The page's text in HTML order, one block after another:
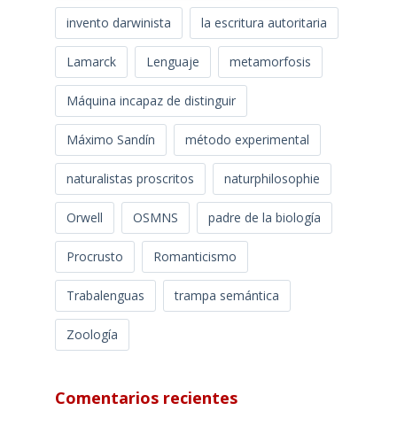
invento darwinista la escritura autoritaria
Lamarck Lenguaje metamorfosis
Máquina incapaz de distinguir
Máximo Sandín método experimental
naturalistas proscritos naturphilosophie
Orwell OSMNS padre de la biología
Procrusto Romanticismo
Trabalenguas trampa semántica
Zoología
Comentarios recientes